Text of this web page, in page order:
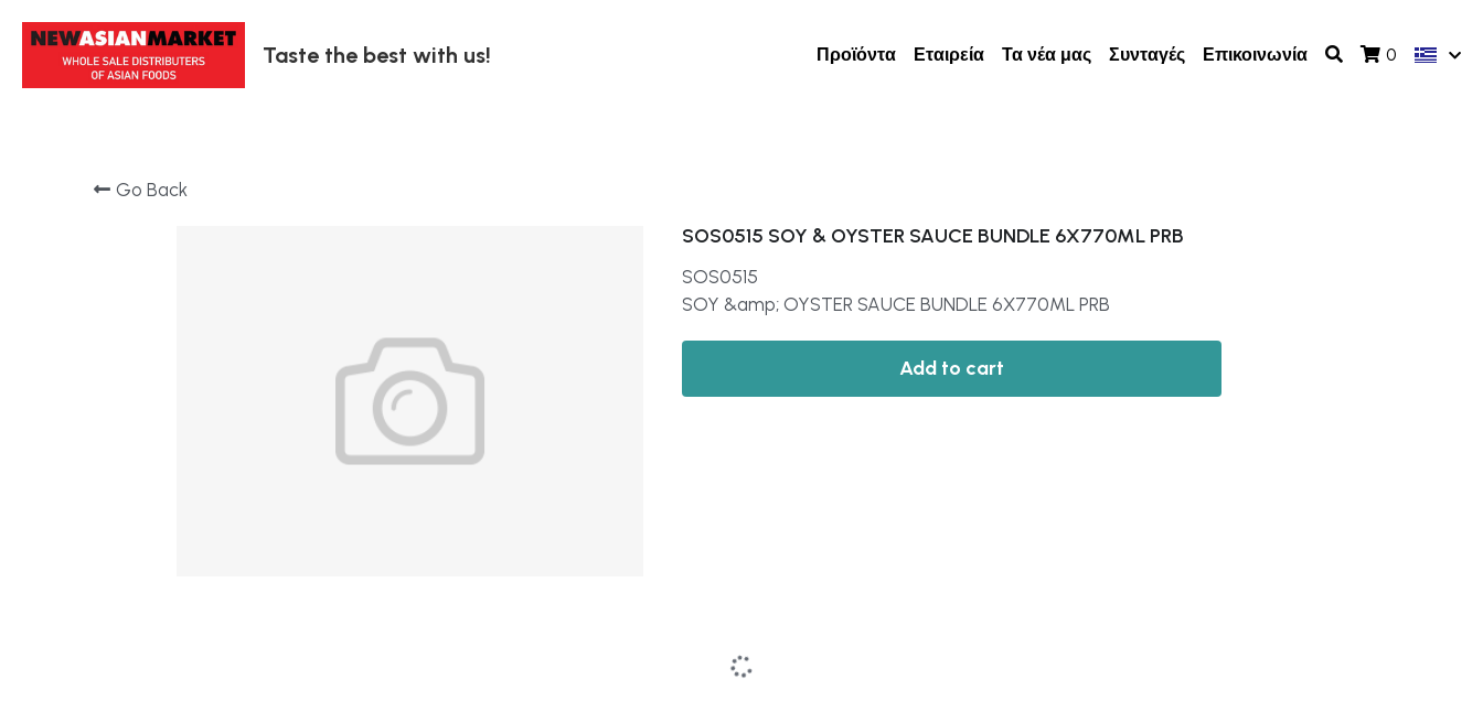
Taste the best with us! Προϊόντα Εταιρεία Τα νέα μας Συνταγές Επικοινωνία 0
Go Back
SOS0515 SOY & OYSTER SAUCE BUNDLE 6X770ML PRB
SOS0515
SOY &amp; OYSTER SAUCE BUNDLE 6X770ML PRB
Add to cart